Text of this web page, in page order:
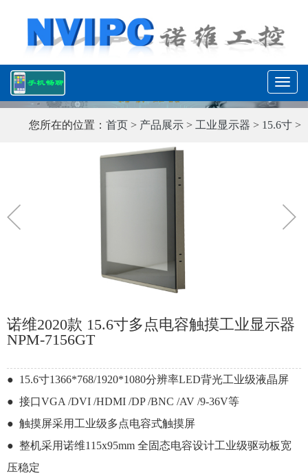
T
o
g
v
您所在的位置： 首页 > 产品展示 > 工业显示器 > 15.6寸 >
诺维2020款 15.6寸多点电容触摸工业显示器
NPM-7156GT
● 15.6寸1366*768/1920*1080分辨率LED背光工业级液晶屏
● 接口VGA /DVI /HDMI /DP /BNC /AV /9-36V等
● 触摸屏采用工业级多点电容式触摸屏
● 整机采用诺维115x95mm 全固态电容设计工业级驱动板宽
压稳定